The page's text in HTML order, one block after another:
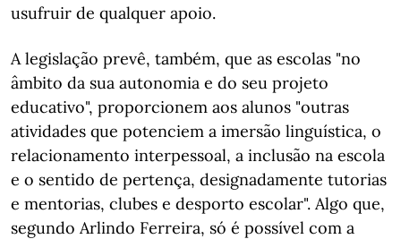
usufruir de qualquer apoio.
A legislação prevê, também, que as escolas "no
âmbito da sua autonomia e do seu projeto
educativo", proporcionem aos alunos "outras
atividades que potenciem a imersão linguística, o
relacionamento interpessoal, a inclusão na escola
e o sentido de pertença, designadamente tutorias
e mentorias, clubes e desporto escolar". Algo que,
segundo Arlindo Ferreira, só é possível com a